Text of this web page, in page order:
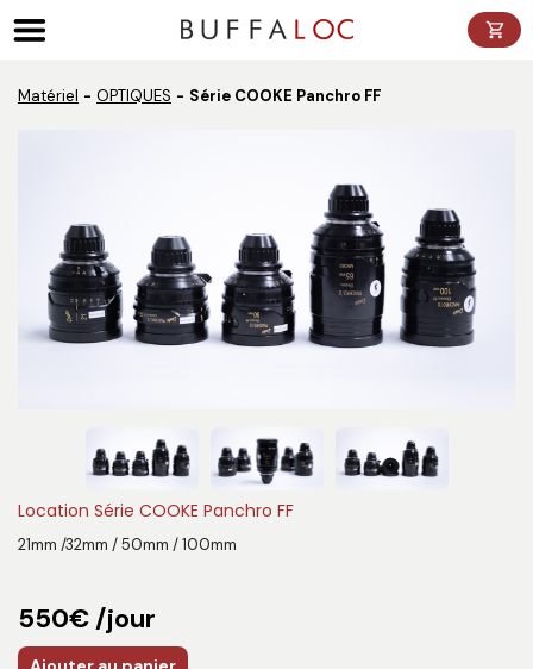
Matériel OPTIQUES Série COOKE Panchro FF
Location Série COOKE Panchro FF
21mm /32mm / 50mm / 100mm
550€ /jour